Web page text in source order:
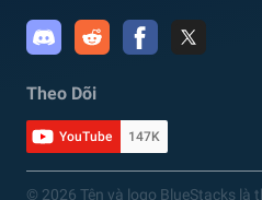
Theo Dõi
YouTube 147K
© 2026 Tên và logo BlueStacks là